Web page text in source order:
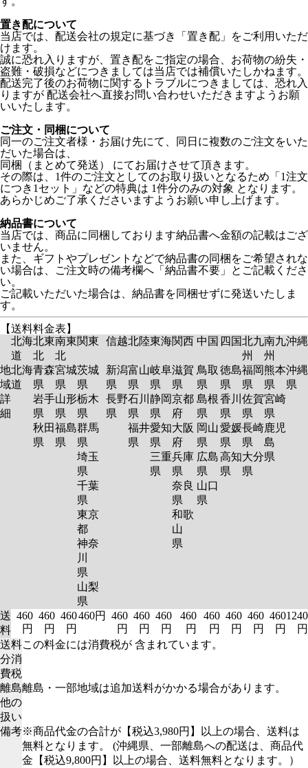
置き配について
当店では、配送会社の規定に基づき「置き配」をご利用いただ
けます。
誠に恐れ入りますが、置き配をご指定の場合、お荷物の紛失・
盗難・破損などにつきましては当店では補償いたしかねます。
配送完了後のお荷物に関するトラブルにつきましては、恐れ入
りますが 配送会社へ直接お問い合わせいただきますようお願
いいたします。
ご注文・同梱について
同一のご注文者様・お届け先にて、同日に複数のご注文をいた
だいた場合は、
同梱（まとめて発送） にてお届けさせて頂きます。
その際は、1件のご注文としてのお取り扱いとなるため「1注文
につき1セット」などの特典は 1件分のみの対象 となります。
あらかじめご了承くださいますようお願い申し上げます。
納品書について
当店では、商品に同梱しております納品書へ金額の記載はござ
いません。
また、ギフトやプレゼントなどで納品書の同梱をご希望されな
い場合は、ご注文時の備考欄へ「納品書不要」とご記載くださ
い。
ご記載いただいた場合は、納品書を同梱せずに発送いたしま
す。
【送料料金表】
北海
道
北東
北
南東
北
関東 信越北陸東海関西 中国 四国北九
州
南九
州
沖縄
地
域
詳
細
北海
道
青森
県
岩手
県
秋田
県
宮城
県
山形
県
福島
県
茨城
県
栃木
県
群馬
県
埼玉
県
千葉
県
東京
都
神奈
川
県
山梨
県
新潟
県
長野
県
富山
県
石川
県
福井
県
岐阜
県
静岡
県
愛知
県
三重
県
滋賀
県
京都
府
大阪
府
兵庫
県
奈良
県
和歌
山
県
鳥取
県
島根
県
岡山
県
広島
県
山口
県
徳島
県
香川
県
愛媛
県
高知
県
福岡
県
佐賀
県
長崎
県
大分
県
熊本
県
宮崎
県
鹿児
島
県
沖縄
県
送
料
460
円
460
円
460
円
460円
460
円
460
円
460
円
460
円
460
円
460
円
460
円
460
円
1240
円
送料
分消
費税
この料金には消費税が 含まれています。
離島
他の
扱い
離島・一部地域は追加送料がかかる場合があります。
備考※商品代金の合計が【税込3,980円】以上の場合、送料は
無料となります。 (沖縄県、一部離島への配送は、商品代
金【税込9,800円】以上の場合、送料無料となります。）